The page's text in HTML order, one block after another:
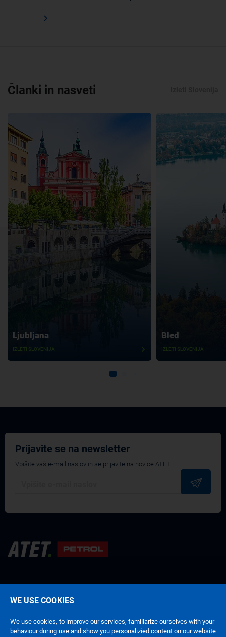
Članki in nasveti
Ljubljana
IZLETI SLOVENIJA
Bled
IZLETI SLOVENIJA
Prijavite se na newsletter
Vpišite vaš e-mail naslov in se prijavite na novice ATET.
WE USE COOKIES
We use cookies, to improve our services, familiarize ourselves with your
behaviour during use and show you personalizied content on our website